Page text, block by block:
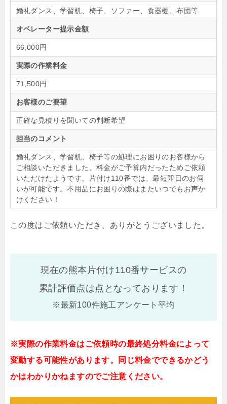
婚礼ダンス、学習机、椅子、ソファー、食器棚、布団等
オペレーター提示金額
66,000円
実際の作業料金
71,500円
お客様のご要望
正確な見積りを聞いての判断希望
担当のコメント
婚礼ダンス、学習机、椅子等の処理にお困りのお客様から
ご相談いただきました。料金がご予算内だったためご依頼
いただけたようです。片付け110番では、最短即日のお伺
いが可能です。不用品にお困りの際はまたいつでもお声か
けください！
この度はご依頼いただき、ありがとうございました。
現在の熊本片付け110番サービスの
累計評価点は点となっております！
※最新100件施工アンケート平均
※実際の作業料金はご依頼時の最終処分料金によって
変動する可能性があります。同じ料金でできるかどう
かはわかりかねますのでご注意ください。